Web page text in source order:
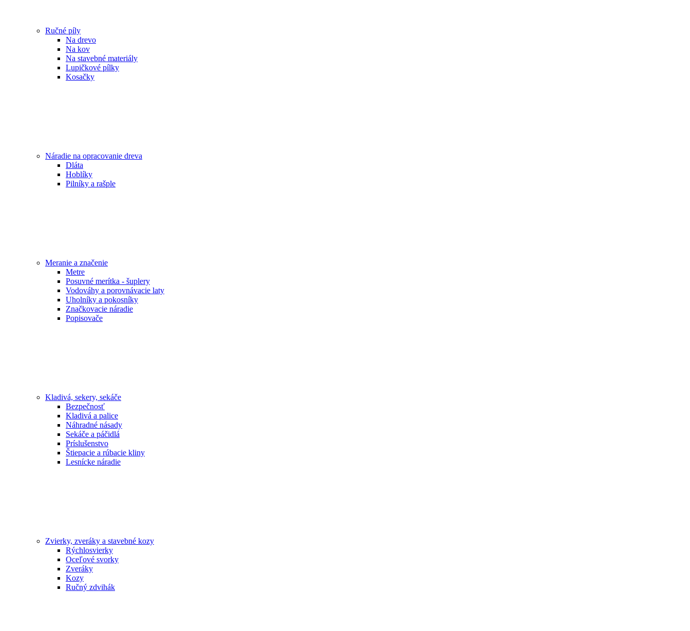
Ručné píly
Na drevo
Na kov
Na stavebné materiály
Lupičkové pílky
Kosačky
Náradie na opracovanie dreva
Dláta
Hoblíky
Pilníky a rašple
Meranie a značenie
Metre
Posuvné merítka - šuplery
Vodováhy a porovnávacie laty
Uholníky a pokosníky
Značkovacie náradie
Popisovače
Kladivá, sekery, sekáče
Bezpečnosť
Kladivá a palice
Náhradné násady
Sekáče a páčidlá
Príslušenstvo
Štiepacie a rúbacie kliny
Lesnícke náradie
Zvierky, zveráky a stavebné kozy
Rýchlosvierky
Oceľové svorky
Zveráky
Kozy
Ručný zdvihák